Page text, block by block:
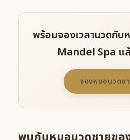
พร้อมจองเวลานวดกับ
Mandel Spa แ
จองหมอนวดช